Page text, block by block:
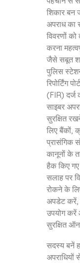
शिकार बन
अपराध का
विवरणों
करना
जैसे सबूत
पुलिस
रिपोर्टिंग
(FIR) दर्ज
साइबर
सुरक्षित
लिए बैंकों,
प्रासंगिक
कानूनों के
हैक किए
सलाह पर
रोकने के
अपडेट करें,
उपयोग करें
सुरक्षित
सदस्य बनें
अपराधियों